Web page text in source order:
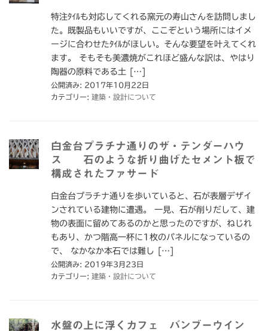
特注ﾀｲﾙも対応してくれる窯元の寿山さんを訪問しまし
た。既製品もいいですが、ここぞという場所にはイメ
ージに合わせたﾀｲﾙがほしい。そんな要望を叶えてくれ
ます。 そもそも美濃焼がこれほど盛んな訳は、やはり
陶器の原料である土 […]
公開済み: 2017年10月22日
カテゴリー: 建築・設計について
白金台プラチナ通りのザ・テンダーハウ
ス 石のような折り曲げたセメント板で
構成されたファサード
白金台プラチナ通りを歩いていると、石が表層デザイ
ンされている建物に遭遇。 一見、石が削りだして、建
物の表面に留めてあるのかと思ったのですが、ねじれ
もあり、かつ階高一杯に1枚のパネルになっているの
で、 なかなか本石では難し […]
公開済み: 2019年3月23日
カテゴリー: 建築・設計について
水盤の上に浮くカフェ バンブーウイン